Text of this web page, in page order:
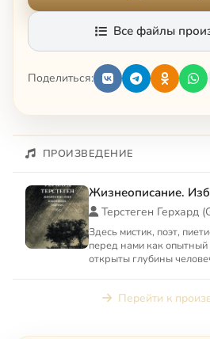
Все файлы
Поделиться:
ПРОИЗВЕДЕНИЕ
Жизнеописание.
Терстеген Герхард
Здесь мистик, поэт,
перед нами как
открыты глубины
Перейти к